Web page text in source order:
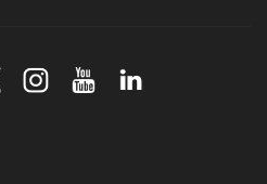
robótica FIRST 2026! (video)